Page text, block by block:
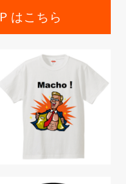
はこちら